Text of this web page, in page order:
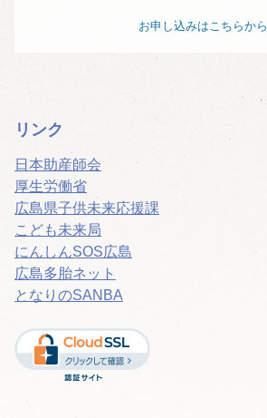
お申し込みはこちらから
リンク
日本助産師会
厚生労働省
広島県子供未来応援課
こども未来局
にんしんSOS広島
広島多胎ネット
となりのSANBA